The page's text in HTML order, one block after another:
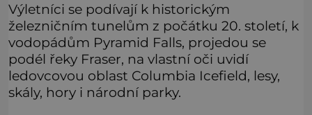
Výletníci se podívají k historickým
železničním tunelům z počátku 20. století, k
vodopádům Pyramid Falls, projedou se
podél řeky Fraser, na vlastní oči uvidí
ledovcovou oblast Columbia Icefield, lesy,
skály, hory i národní parky.